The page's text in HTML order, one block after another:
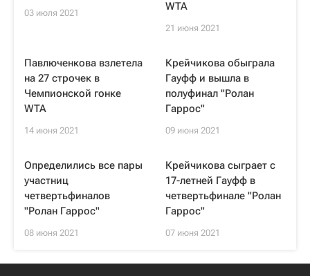
03 июля 2021
WTA
21 июня 2021
Павлюченкова взлетела
на 27 строчек в
Чемпионской гонке
WTA
14 июня 2021
Крейчикова обыграла
Гауфф и вышла в
полуфинал "Ролан
Гаррос"
09 июня 2021
Определились все пары
участниц
четвертьфиналов
"Ролан Гаррос"
08 июня 2021
Крейчикова сыграет с
17-летней Гауфф в
четвертьфинале "Ролан
Гаррос"
07 июня 2021